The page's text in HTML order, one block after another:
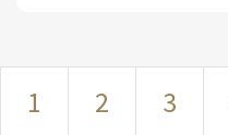
1 2 3